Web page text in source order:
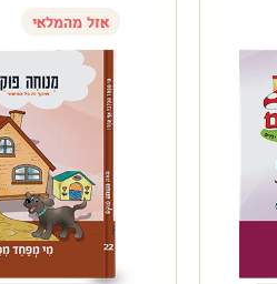
אזל מהמלאי